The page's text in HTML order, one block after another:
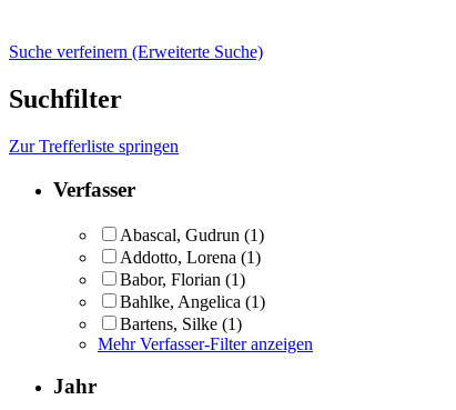
Suche verfeinern (Erweiterte Suche)
Suchfilter
Zur Trefferliste springen
Verfasser
Abascal, Gudrun (1)
Addotto, Lorena (1)
Babor, Florian (1)
Bahlke, Angelica (1)
Bartens, Silke (1)
Mehr Verfasser-Filter anzeigen
Jahr